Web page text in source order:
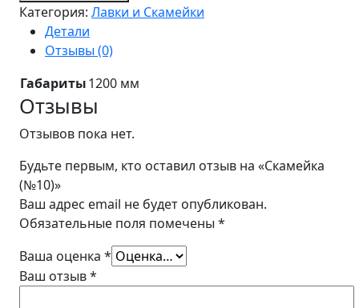
Категория: Лавки и Скамейки
Детали
Отзывы (0)
Габариты1200 мм
Отзывы
Отзывов пока нет.
Будьте первым, кто оставил отзыв на «Скамейка
(№10)»
Ваш адрес email не будет опубликован.
Обязательные поля помечены *
Ваша оценка *
Ваш отзыв*